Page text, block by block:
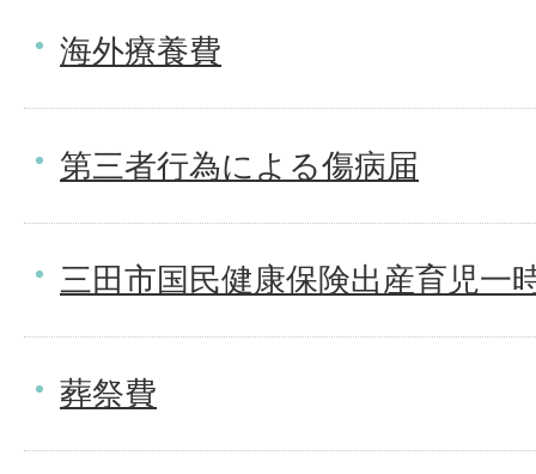
海外療養費
第三者行為による傷病届
三田市国民健康保険出産育児一
葬祭費